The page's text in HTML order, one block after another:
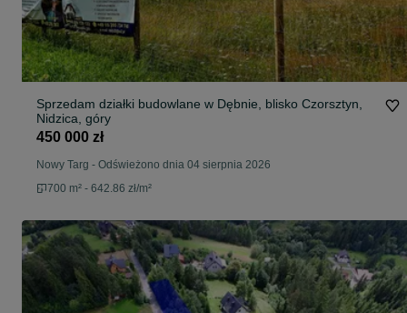
Sprzedam działki budowlane w Dębnie, blisko Czorsztyn,
Nidzica, góry
450 000 zł
Nowy Targ - Odświeżono dnia 04 sierpnia 2026
700 m² - 642.86 zł/m²